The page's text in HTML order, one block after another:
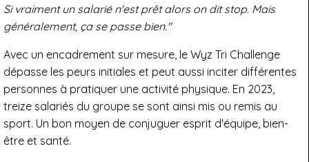
Si vraiment un salarié n'est prêt alors on dit stop. Mais
généralement, ça se passe bien."
Avec un encadrement sur mesure, le Wyz Tri Challenge
dépasse les peurs initiales et peut aussi inciter différentes
personnes à pratiquer une activité physique. En 2023,
treize salariés du groupe se sont ainsi mis ou remis au
sport. Un bon moyen de conjuguer esprit d'équipe, bien-
être et santé.